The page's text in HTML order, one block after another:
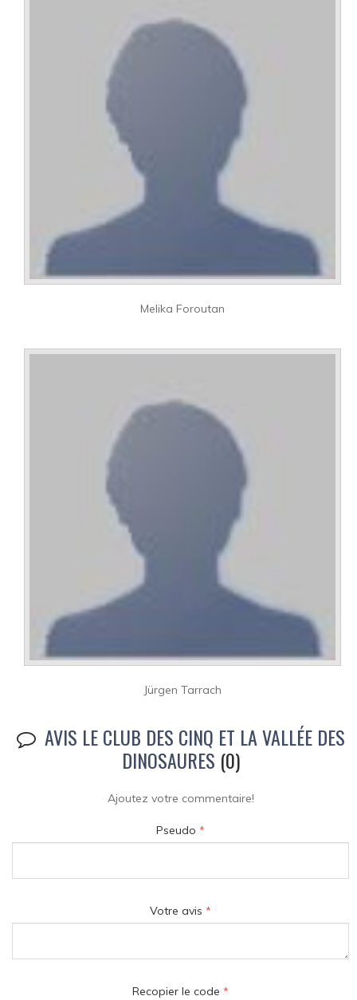
Melika Foroutan
Jürgen Tarrach
AVIS LE CLUB DES CINQ ET LA VALLÉE DES
DINOSAURES (0)
Ajoutez votre commentaire!
Pseudo *
Votre avis *
Recopier le code *